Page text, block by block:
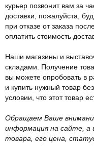
курьер позвонит вам за
доставки, пожалуйста,
при отказе от заказа
оплатить стоимость
Наши магазины и
складами. Получение
вы можете опробовать в
и купить нужный товар
условии, что этот товар
Обращаем Ваше
информация на сайте, а
товара, его цена,